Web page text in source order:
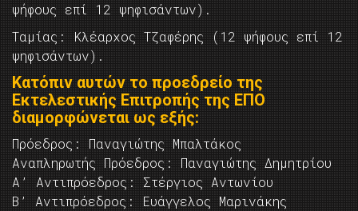
ψήφους επί 12 ψηφισάντων).
Ταμίας: Κλέαρχος Τζαφέρης (12 ψήφους επί 12
ψηφισάντων).
Κατόπιν αυτών το προεδρείο της
Εκτελεστικής Επιτροπής της ΕΠΟ
διαμορφώνεται ως εξής:
Πρόεδρος: Παναγιώτης Μπαλτάκος
Αναπληρωτής Πρόεδρος: Παναγιώτης Δημητρίου
Α’ Αντιπρόεδρος: Στέργιος Αντωνίου
Β’ Αντιπρόεδρος: Ευάγγελος Μαρινάκης